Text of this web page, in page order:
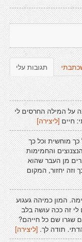
תגובות עלי
על המילה החרסים לי
חיים[ליצירה]
מוחשית וכל כך
והחמימות
מן העבר שהוא
וזה יחזור, המקום
המון כמיהה געגוע
זה ככה עושה בלב
שגרו שם כל חייהם?
תודה לך. [ליצירה]